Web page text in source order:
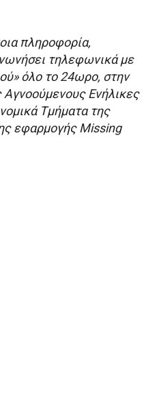
πληροφορία,
τηλεφωνικά με
όλο το 24ωρο, στην
Αγνοούμενους Ενήλικες
Τμήματα της
εφαρμογής Missing